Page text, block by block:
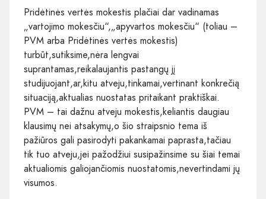
Pridėtinės vertės mokestis plačiai dar vadinamas
„vartojimo mokesčiu“,„apyvartos mokesčiu“ (toliau –
PVM arba Pridėtinės vertės mokestis)
turbūt,sutiksime,nėra lengvai
suprantamas,reikalaujantis pastangų jį
studijuojant,ar,kitu atveju,tinkamai,vertinant konkrečią
situaciją,aktualias nuostatas pritaikant praktiškai.
PVM – tai dažnu atveju mokestis,keliantis daugiau
klausimų nei atsakymų,o šio straipsnio tema iš
pažiūros gali pasirodyti pakankamai paprasta,tačiau
tik tuo atveju,jei pažodžiui susipažinsime su šiai temai
aktualiomis galiojančiomis nuostatomis,nevertindami jų
visumos.